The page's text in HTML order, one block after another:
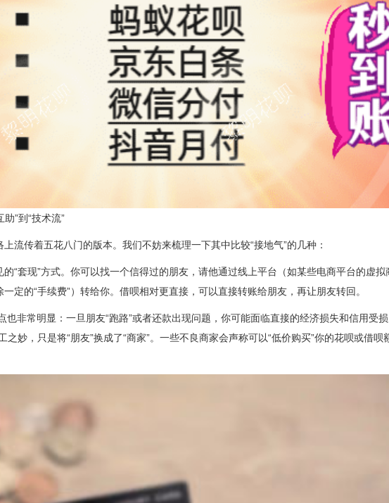
助”到“技术流”
流传着五花八门的版本。我们不妨来梳理一下其中比较“接地气”的几种：
的“套现”方式。你可以找一个信得过的朋友，请他通过线上平台（如某些电商平台的虚
定的“手续费”）转给你。借呗相对更直接，可以直接转账给朋友，再让朋友转回。
非常明显：一旦朋友“跑路”或者还款出现问题，你可能面临直接的经济损失和信用受
之妙，只是将“朋友”换成了“商家”。一些不良商家会声称可以“低价购买”你的花呗或借呗